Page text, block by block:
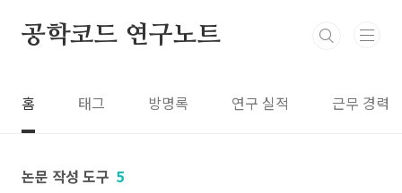
공학코드 연구노트
홈 태그 방명록 연구 실적 근무 경력
논문 작성 도구 5